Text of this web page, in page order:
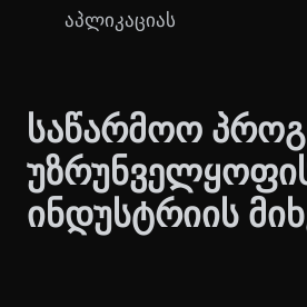
აპლიკაციას
საწარმოო
ინდუსტრიის